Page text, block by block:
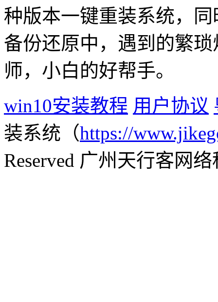
种版本一键重装系统，
备份还原中，遇到的繁
师，小白的好帮手。
win10安装教程 用户协议
装系统（https://
Reserved 广州天行客网